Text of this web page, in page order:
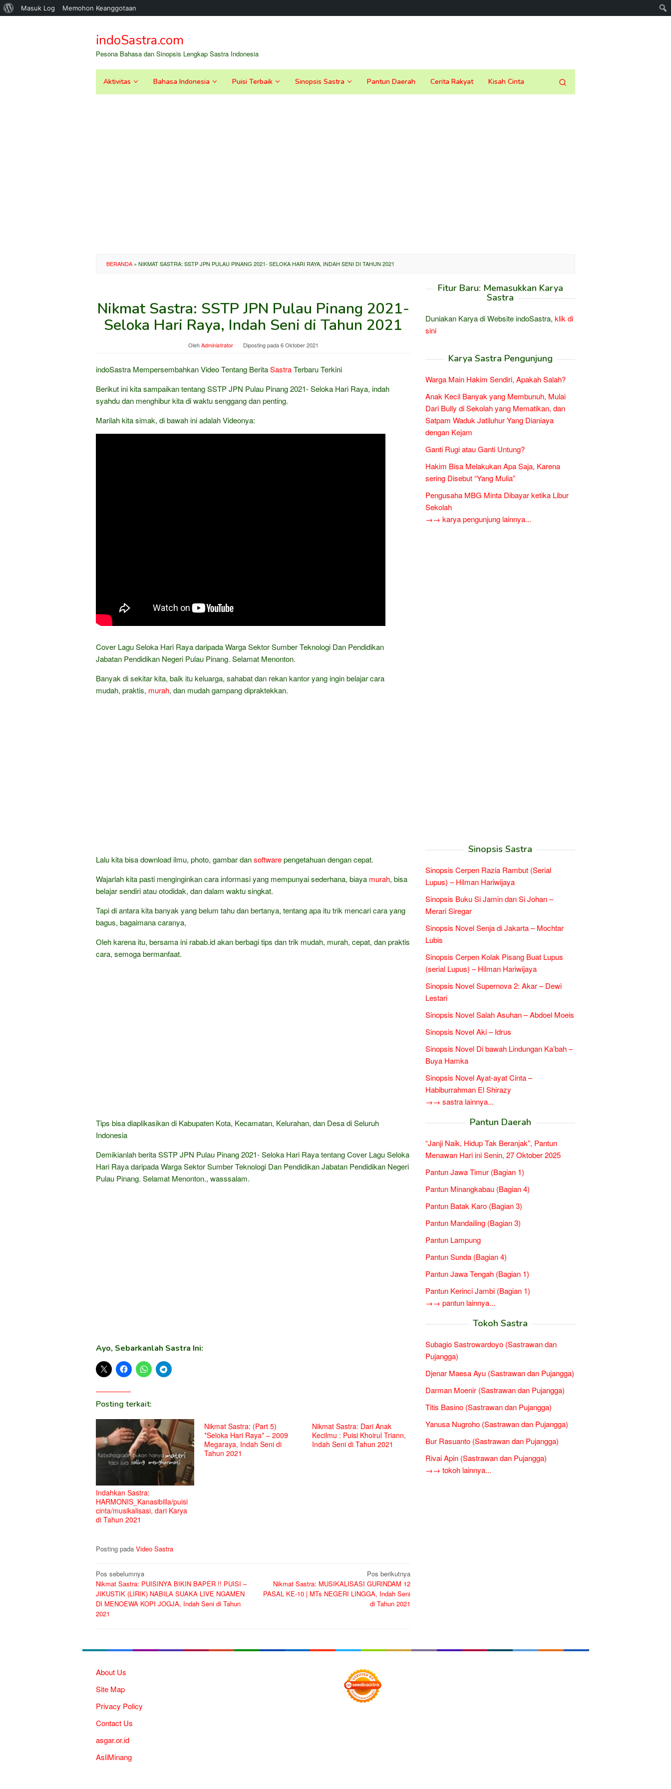
Tentang
Masuk Log Memohon Keanggotaan
kontenindoSastra.com
Pesona Bahasa dan Sinopsis Lengkap Sastra Indonesia
Aktivitas Bahasa Indonesia Puisi Terbaik Sinopsis Sastra Pantun Daerah Cerita Rakyat Kisah Cinta
BERANDA » NIKMAT SASTRA: SSTP JPN PULAU PINANG 2021- SELOKA HARI RAYA, INDAH SENI DI TAHUN 2021
Nikmat Sastra: SSTP JPN Pulau Pinang 2021-
Seloka Hari Raya, Indah Seni di Tahun 2021
OlehAdministrator Diposting pada6 Oktober 2021
indoSastra Mempersembahkan Video Tentang BeritaSastraTerbaru Terkini
Berikut ini kita sampaikan tentang SSTP JPN Pulau Pinang 2021- Seloka Hari Raya, indah
syahdu dan menghibur kita di waktu senggang dan penting.
Marilah kita simak, di bawah ini adalah Videonya:
Cover Lagu Seloka Hari Raya daripada Warga Sektor Sumber Teknologi Dan Pendidikan
Jabatan Pendidikan Negeri Pulau Pinang. Selamat Menonton.
Banyak di sekitar kita, baik itu keluarga, sahabat dan rekan kantor yang ingin belajar cara
mudah, praktis, murah, dan mudah gampang dipraktekkan.
Lalu kita bisa download ilmu, photo, gambar dansoftwarepengetahuan dengan cepat.
Wajarlah kita pasti menginginkan cara informasi yang mempunyai sederhana, biaya murah, bisa
belajar sendiri atau otodidak, dan dalam waktu singkat.
Tapi di antara kita banyak yang belum tahu dan bertanya, tentang apa itu trik mencari cara yang
bagus, bagaimana caranya,
Oleh karena itu, bersama ini rabab.id akan berbagi tips dan trik mudah, murah, cepat, dan praktis
cara, semoga bermanfaat.
Tips bisa diaplikasikan di Kabupaten Kota, Kecamatan, Kelurahan, dan Desa di Seluruh
Indonesia
Demikianlah berita SSTP JPN Pulau Pinang 2021- Seloka Hari Raya tentang Cover Lagu Seloka
Hari Raya daripada Warga Sektor Sumber Teknologi Dan Pendidikan Jabatan Pendidikan Negeri
Pulau Pinang. Selamat Menonton., wasssalam.
Ayo, Sebarkanlah Sastra Ini:
Posting terkait:
Indahkan Sastra:
HARMONIS_Kanasibilla/puisi
cinta/musikalisasi, dari Karya
di Tahun 2021
Nikmat Sastra: (Part 5)
*Seloka Hari Raya* – 2009
Megaraya, Indah Seni di
Tahun 2021
Nikmat Sastra: Dari Anak
Kecilmu : Puisi Khoirul Triann,
Indah Seni di Tahun 2021
Posting pada Video Sastra
Navigasi
pos
Pos sebelumnya
Nikmat Sastra: PUISINYA BIKIN BAPER !! PUISI –
JIKUSTIK (LIRIK) NABILA SUAKA LIVE NGAMEN
DI MENOEWA KOPI JOGJA, Indah Seni di Tahun
2021
Pos berikutnya
Nikmat Sastra: MUSIKALISASI GURINDAM 12
PASAL KE-10 | MTs NEGERI LINGGA, Indah Seni
di Tahun 2021
Fitur Baru: Memasukkan Karya
Sastra
Duniakan Karya di Website indoSastra, klik di
sini
Karya Sastra Pengunjung
Warga Main Hakim Sendiri, Apakah Salah?
Anak Kecil Banyak yang Membunuh, Mulai
Dari Bully di Sekolah yang Mematikan, dan
Satpam Waduk Jatiluhur Yang Dianiaya
dengan Kejam
Ganti Rugi atau Ganti Untung?
Hakim Bisa Melakukan Apa Saja, Karena
sering Disebut “Yang Mulia”
Pengusaha MBG Minta Dibayar ketika Libur
Sekolah
→→ karya pengunjung lainnya...
Sinopsis Sastra
Sinopsis Cerpen Razia Rambut (Serial
Lupus) – Hilman Hariwijaya
Sinopsis Buku Si Jamin dan Si Johan –
Merari Siregar
Sinopsis Novel Senja di Jakarta – Mochtar
Lubis
Sinopsis Cerpen Kolak Pisang Buat Lupus
(serial Lupus) – Hilman Hariwijaya
Sinopsis Novel Supernova 2: Akar – Dewi
Lestari
Sinopsis Novel Salah Asuhan – Abdoel Moeis
Sinopsis Novel Aki – Idrus
Sinopsis Novel Di bawah Lindungan Ka’bah –
Buya Hamka
Sinopsis Novel Ayat-ayat Cinta –
Habiburrahman El Shirazy
→→ sastra lainnya...
Pantun Daerah
“Janji Naik, Hidup Tak Beranjak”, Pantun
Menawan Hari ini Senin, 27 Oktober 2025
Pantun Jawa Timur (Bagian 1)
Pantun Minangkabau (Bagian 4)
Pantun Batak Karo (Bagian 3)
Pantun Mandailing (Bagian 3)
Pantun Lampung
Pantun Sunda (Bagian 4)
Pantun Jawa Tengah (Bagian 1)
Pantun Kerinci Jambi (Bagian 1)
→→ pantun lainnya...
Tokoh Sastra
Subagio Sastrowardoyo (Sastrawan dan
Pujangga)
Djenar Maesa Ayu (Sastrawan dan Pujangga)
Darman Moenir (Sastrawan dan Pujangga)
Titis Basino (Sastrawan dan Pujangga)
Yanusa Nugroho (Sastrawan dan Pujangga)
Bur Rasuanto (Sastrawan dan Pujangga)
Rivai Apin (Sastrawan dan Pujangga)
→→ tokoh lainnya...
About Us
Site Map
Privacy Policy
Contact Us
asgar.or.id
AsliMinang